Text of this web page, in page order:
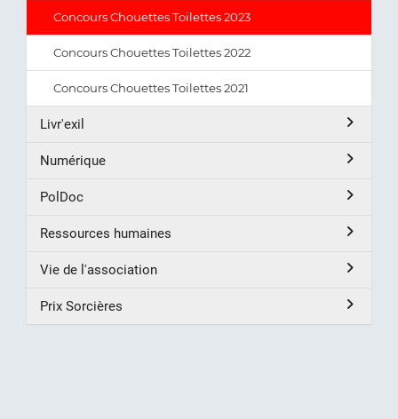
Concours Chouettes Toilettes 2023
Concours Chouettes Toilettes 2022
Concours Chouettes Toilettes 2021
Livr'exil
Numérique
PolDoc
Ressources humaines
Vie de l'association
Prix Sorcières